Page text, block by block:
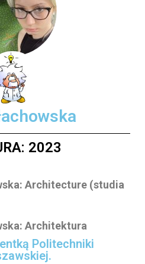
2023
Architecture (studia
Architektura
Politechniki